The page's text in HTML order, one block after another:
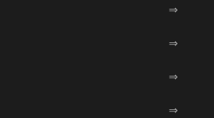
⇒
⇒
⇒
⇒